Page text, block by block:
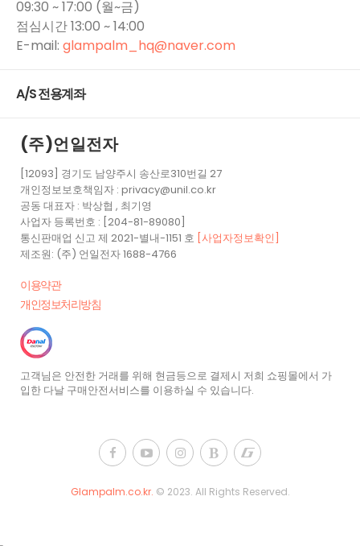
09:30 ~ 17:00 (월~금)
점심시간 13:00 ~ 14:00
E-mail: glampalm_hq​@naver.com
A/S 전용계좌
(주)언일전자
[12093] 경기도 남양주시 송산로310번길 27
개인정보보호책임자 : privacy@unil.co.kr
공동 대표자 : 박상협 , 최기영
사업자 등록번호 : [204-81-89080]
통신판매업 신고 제 2021-별내-1151 호 [사업자정보확인]
제조원: (주) 언일전자 1688-4766
이용약관
개인정보처리방침
고객님은 안전한 거래를 위해 현금등으로 결제시 저희 쇼핑몰에서 가
입한 다날 구매안전서비스를 이용하실 수 있습니다.
Glampalm.co.kr. © 2023. All Rights Reserved.